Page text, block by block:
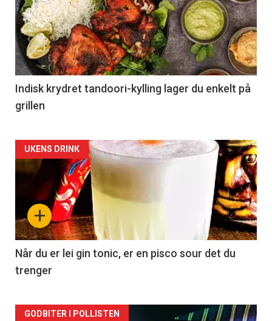
Indisk krydret tandoori-kylling lager du enkelt på
grillen
Forsiden
akkurat
nå
-
2
+
UKENS DRINK
Når du er lei gin tonic, er en pisco sour det du
trenger
GODBITER I POLLISTEN